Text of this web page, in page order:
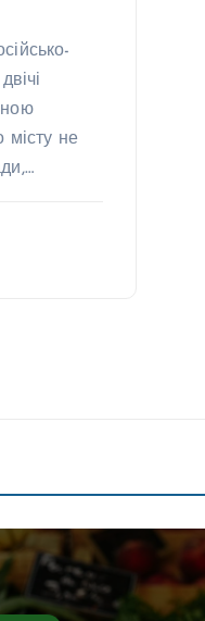
місту не